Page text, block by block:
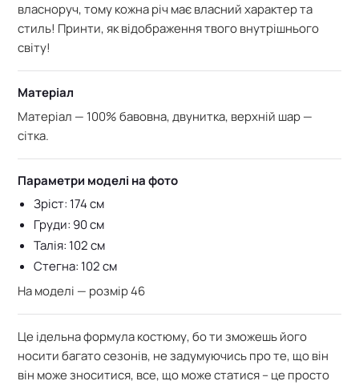
власноруч, тому кожна річ має власний характер та
стиль! Принти, як відображення твого внутрішнього
світу!
Матеріал
Матеріал — 100% бавовна, двунитка, верхній шар —
сітка.
Параметри моделі на фото
Зріст: 174 см
Груди: 90 см
Талія: 102 см
Стегна: 102 см
На моделі — розмір 46
Це ідельна формула костюму, бо ти зможешь його
носити багато сезонів, не задумуючись про те, що він
він може зноситися, все, що може статися – це просто